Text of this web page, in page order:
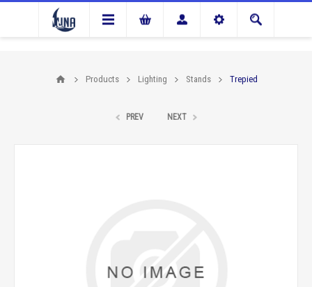
Products Lighting Stands Trepied
PREV NEXT